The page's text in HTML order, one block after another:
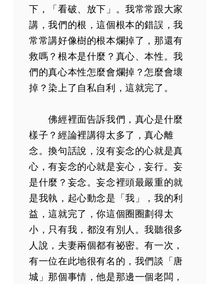
第117集
第118集
第119集
第120集
第121集
第122集
第124集
第125集
第126集
第127集
第128集
第129集
第130集
第131集
第132集
第133集
第134集
第135集
下，「看破、放下」。我常常跟大家
講，我們的根，這個根本的錯誤，我
常常講好像樹的根本爛掉了，那還有
救嗎？根本是什麼？真心、本性。我
們的真心本性怎麼會爛掉？怎麼會壞
掉？染上了自私自利，這就完了。
佛經裡面告訴我們，真心是什麼
樣子？經論裡講得太多了，真心離
念。換句話說，沒有妄念的心就是真
心，有妄念的心就是妄心，妄行。妄
是什麼？妄念。妄念裡頭最嚴重的就
是我執，起心動念是「我」，我的利
益，這就完了，你這個圈圈劃得太
小，只有我，都沒有別人。我聽很多
人說，夫妻兩個都有祕密。有一次，
有一位在此地很有名的，我們談「唐
城」那個事情，他是那邊一個老闆，